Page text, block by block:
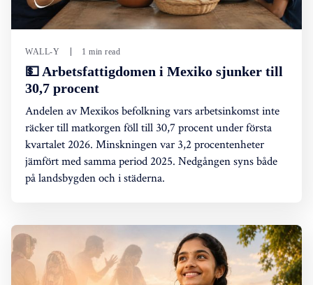
WALL-Y 1 min read
💵 Arbetsfattigdomen i Mexiko sjunker till
30,7 procent
Andelen av Mexikos befolkning vars arbetsinkomst inte
räcker till matkorgen föll till 30,7 procent under första
kvartalet 2026. Minskningen var 3,2 procentenheter
jämfört med samma period 2025. Nedgången syns både
på landsbygden och i städerna.